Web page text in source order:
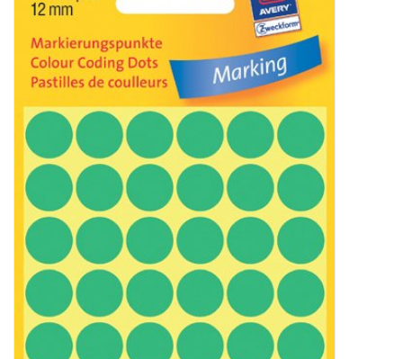
Software
Bürobedarf
Druckerzubehör
Büroeinrichtung
Marken